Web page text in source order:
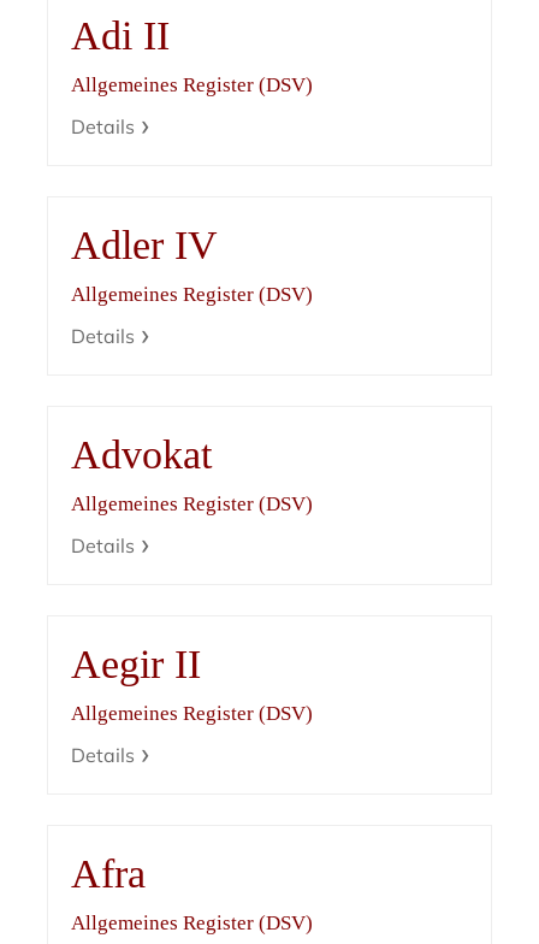
Adi II
Allgemeines Register (DSV)
Details
Adler IV
Allgemeines Register (DSV)
Details
Advokat
Allgemeines Register (DSV)
Details
Aegir II
Allgemeines Register (DSV)
Details
Afra
Allgemeines Register (DSV)